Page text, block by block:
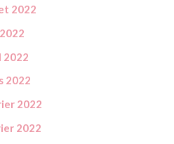
2022
2022
2022
2022
2022